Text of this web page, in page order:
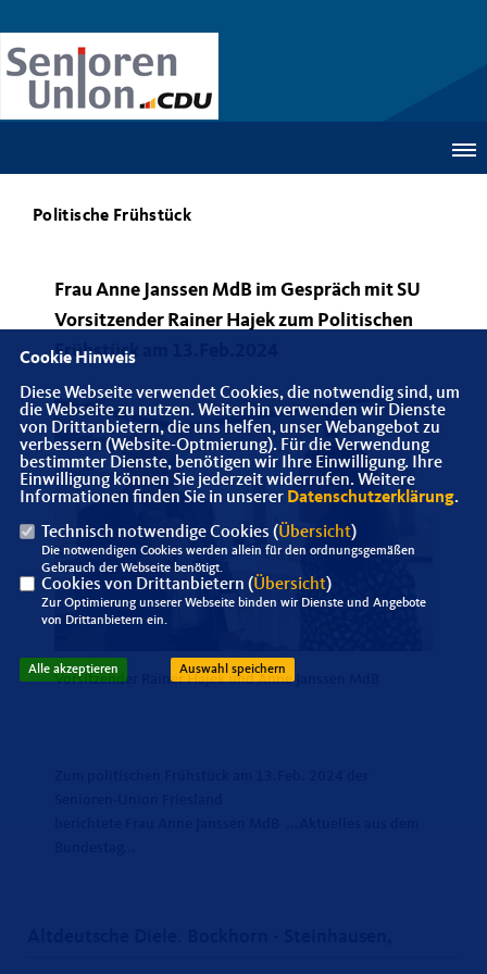
Politische Frühstück
Frau Anne Janssen MdB im Gespräch mit SU
Vorsitzender Rainer Hajek zum Politischen
Frühstück am 13.Feb.2024
Vorsitzender Rainer Hajek und Anne Janssen MdB
Cookie Hinweis
Diese Webseite verwendet Cookies, die notwendig sind, um
die Webseite zu nutzen. Weiterhin verwenden wir Dienste
von Drittanbietern, die uns helfen, unser Webangebot zu
verbessern (Website-Optmierung). Für die Verwendung
bestimmter Dienste, benötigen wir Ihre Einwilligung. Ihre
Einwilligung können Sie jederzeit widerrufen. Weitere
Informationen finden Sie in unserer Datenschutzerklärung.
Technisch notwendige Cookies (Übersicht)
Die notwendigen Cookies werden allein für den ordnungsgemäßen
Gebrauch der Webseite benötigt.
Cookies von Drittanbietern (Übersicht)
Zur Optimierung unserer Webseite binden wir Dienste und Angebote
von Drittanbietern ein.
Alle akzeptieren Auswahl speichern